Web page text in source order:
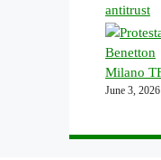
June 3, 2026